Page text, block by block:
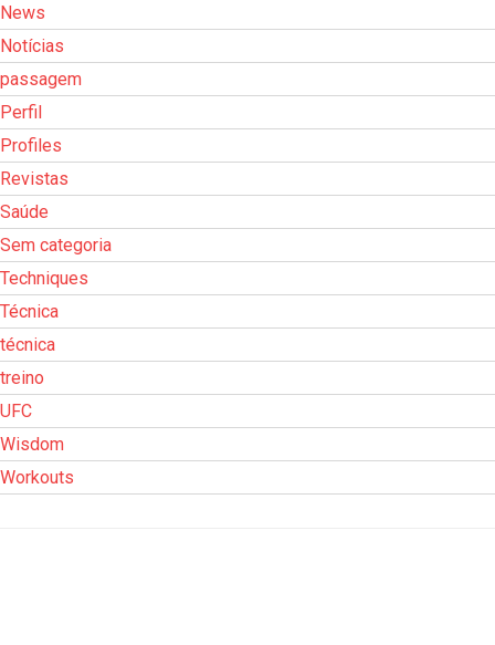
News
Notícias
passagem
Perfil
Profiles
Revistas
Saúde
Sem categoria
Techniques
Técnica
técnica
treino
UFC
Wisdom
Workouts